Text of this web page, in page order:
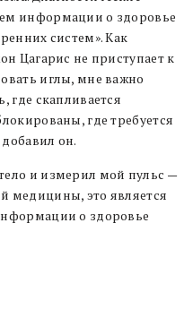
информации о здоровье
систем». Как
Цагарис не приступает к
иглы, мне важно
где скапливается
где требуется
он.
и измерил мой пульс —
медицины, это является
о здоровье